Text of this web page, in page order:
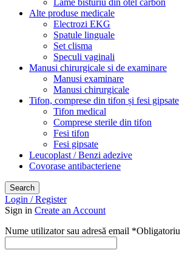
Lame bisturiu din otel carbon
Alte produse medicale
Electrozi EKG
Spatule linguale
Set clisma
Speculi vaginali
Manusi chirurgicale si de examinare
Manusi examinare
Manusi chirurgicale
Tifon, comprese din tifon și fesi gipsate
Tifon medical
Comprese sterile din tifon
Fesi tifon
Fesi gipsate
Leucoplast / Benzi adezive
Covorase antibacteriene
Search
Login / Register
Sign in Create an Account
Nume utilizator sau adresă email *Obligatoriu